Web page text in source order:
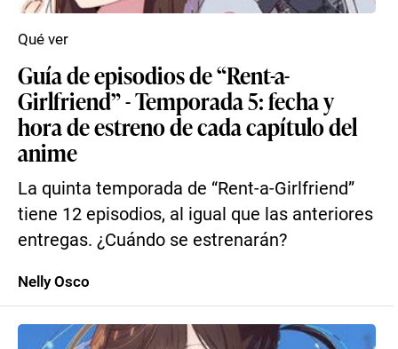
Guía de episodios de “Rent-a-
Girlfriend” - Temporada 5: fecha y
hora de estreno de cada capítulo del
anime
La quinta temporada de “Rent-a-Girlfriend”
tiene 12 episodios, al igual que las anteriores
entregas. ¿Cuándo se estrenarán?
Qué ver
Nelly Osco